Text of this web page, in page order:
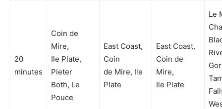
20
minutes
Coin de
Mire,
Ile Plate,
Pieter
Both, Le
Pouce
East Coast,
Coin
de Mire, Ile
Plate
East Coast,
Coin de
Mire,
Ile Plate
Le